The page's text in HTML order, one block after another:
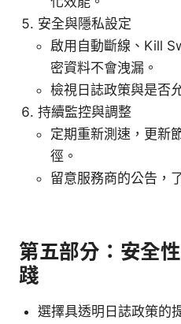
安全與隱私設定
啟用自動斷線、Kill
密資料不會洩漏。
檢視日誌政策與是否
持續監控與調整
定期重新測速，更新
徑。
留意服務商的公告，
第五部分：安全
踐
選擇具透明日誌政策的